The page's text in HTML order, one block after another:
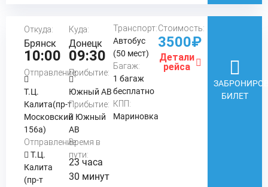
Откуда:
Брянск
10:00
Отправление:
Т.Ц.
Калита(пр-т
Московский
156а)
Отправление:
Т.Ц.
Калита
(пр-т
Куда:
Донецк
09:30
Прибытие:
Южный АВ
Прибытие:
Южный
АВ
Время в
пути:
23 часа
30 минут
Транспорт:
Автобус
(50 мест)
Багаж:
1 багаж
бесплатно
КПП:
Мариновка
Стоимость:
3500₽
Детали
рейса
БИЛЕТ